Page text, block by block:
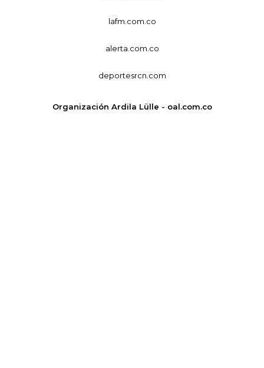
lafm.com.co
alerta.com.co
deportesrcn.com
Organización Ardila Lülle - oal.com.co